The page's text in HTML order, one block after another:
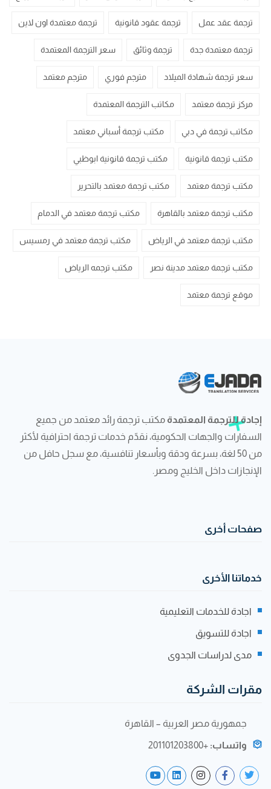
ترجمة عقد عمل ترجمة عقود قانونية ترجمة معتمدة اون لاين
ترجمة معتمدة جدة ترجمة وثائق سعر الترجمة المعتمدة
سعر ترجمة شهادة الميلاد مترجم فوري مترجم معتمد
مركز ترجمة معتمد مكاتب الترجمة المعتمدة
مكاتب ترجمة في دبي مكتب ترجمة أسباني معتمد
مكتب ترجمة قانونية مكتب ترجمة قانونية ابوظبي
مكتب ترجمة معتمد مكتب ترجمة معتمد بالتحرير
مكتب ترجمة معتمد بالقاهرة مكتب ترجمة معتمد في الدمام
مكتب ترجمة معتمد في الرياض مكتب ترجمة معتمد في رمسيس
مكتب ترجمة معتمد مدينة نصر مكتب ترجمه الرياض
موقع ترجمة معتمد
إجادة للترجمة المعتمدة مكتب ترجمة رائد معتمد من جميع
السفارات والجهات الحكومية، نقدّم خدمات ترجمة احترافية لأكثر
من 50 لغة، بسرعة ودقة وبأسعار تنافسية، مع سجل حافل من
الإنجازات داخل الخليج ومصر.
صفحات أخرى
خدماتنا الأخرى
اجادة للخدمات التعليمية
اجادة للتسويق
مدى لدراسات الجدوى
مقرات الشركة
جمهورية مصر العربية – القاهرة
واتساب: +201101203800